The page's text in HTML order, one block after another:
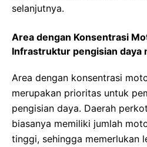
selanjutnya.
Area dengan Konsentrasi
Infrastruktur pengisian daya
Area dengan konsentrasi
merupakan prioritas untuk
pengisian daya. Daerah
biasanya memiliki jumlah
tinggi, sehingga memerlukan